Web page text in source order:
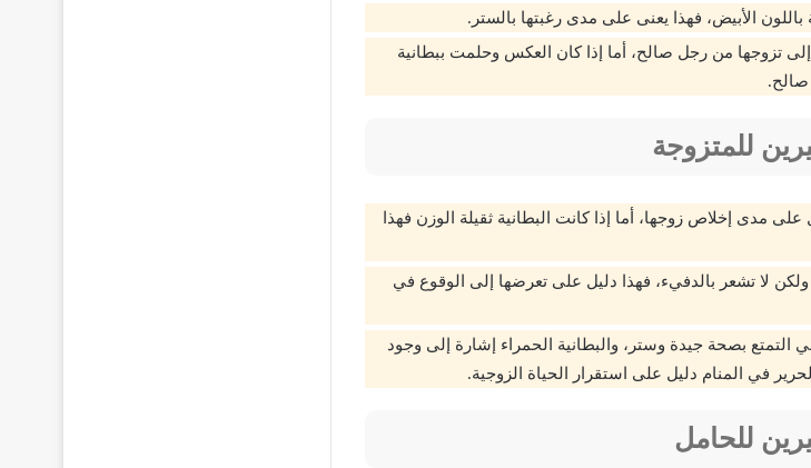
باللون الأبيض، فهذا يعنى على مدى رغبتها بالستر.
إلى تزوجها من رجل صالح، أما إذا كان العكس وحلمت ببطانية
للمتزوجة
على مدى إخلاص زوجها، أما إذا كانت البطانية ثقيلة الوزن فهذا
ولكن لا تشعر بالدفيء، فهذا دليل على تعرضها إلى الوقوع في
التمتع بصحة جيدة وستر، والبطانية الحمراء إشارة إلى وجود
في المنام دليل على استقرار الحياة الزوجية.
للحامل